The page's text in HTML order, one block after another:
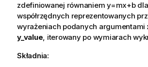
zdefiniowanej równaniem y=mx+b
współrzędnych reprezentowanych
wyrażeniach podanych argumentami
y_value, iterowany po wymiarach
Składnia: